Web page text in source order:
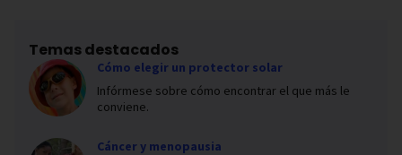
Temas destacados
Cómo elegir un protector solar
Infórmese sobre cómo encontrar el que más le
conviene.
Cáncer y menopausia